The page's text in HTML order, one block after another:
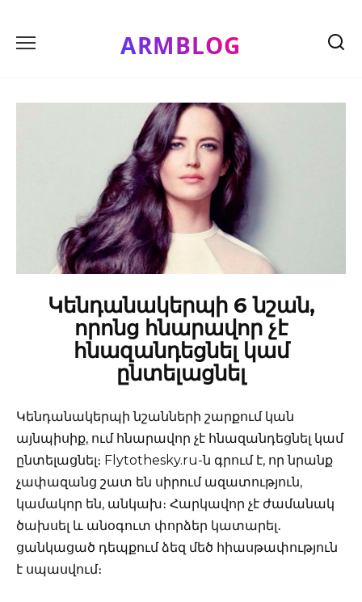
content
ARMBLOG
Կենդանակերպի 6 նշան,
որոնց հնարավոր չէ
հնազանդեցնել կամ
ընտելացնել
Կենդանակերպի նշանների շարքում կան
այնպիսիք, ում հնարավոր չէ հնազանդեցնել կամ
ընտելացնել։ Flytothesky.ru-ն գրում է, որ նրանք
չափազանց շատ են սիրում ազատություն,
կամակոր են, անկախ։ Հարկավոր չէ ժամանակ
ծախսել և անօգուտ փորձեր կատարել․
ցանկացած դեպքում ձեզ մեծ հիասթափություն
է սպասվում։